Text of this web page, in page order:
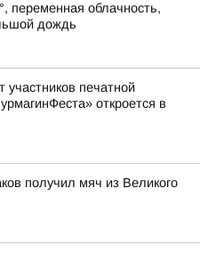
переменная облачность,
дождь
участников печатной
откроется в
получил мяч из Великого